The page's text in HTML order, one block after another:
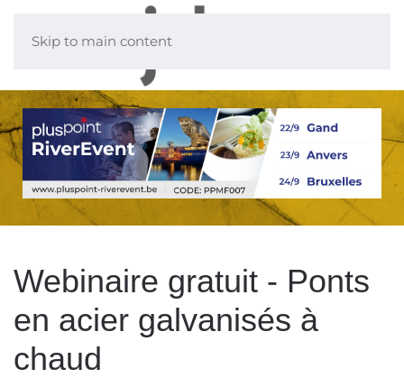
Skip to main content
Webinaire gratuit - Ponts
en acier galvanisés à
chaud